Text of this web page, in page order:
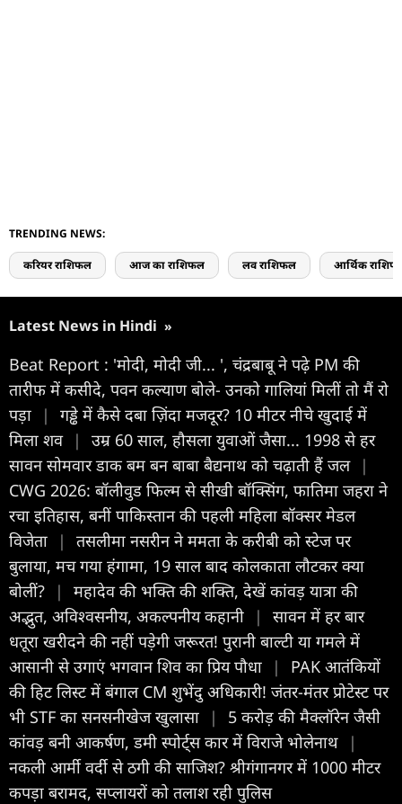
TRENDING NEWS:
करियर राशिफल आज का राशिफल लव राशिफल आर्थिक
Latest News in Hindi »
Beat Report : 'मोदी, मोदी जी... ', चंद्रबाबू ने पढ़े PM की
तारीफ में कसीदे, पवन कल्याण बोले- उनको गालियां मिलीं तो मैं रो
पड़ा
|
गड्ढे में कैसे दबा ज़िंदा मजदूर? 10 मीटर नीचे खुदाई में
मिला शव |
उम्र 60 साल, हौसला युवाओं जैसा... 1998 से हर
सावन सोमवार डाक बम बन बाबा बैद्यनाथ को चढ़ाती हैं जल |
CWG 2026: बॉलीवुड फिल्म से सीखी बॉक्सिंग, फातिमा जहरा ने
रचा इतिहास, बनीं पाकिस्तान की पहली महिला बॉक्सर मेडल
विजेता
|
तसलीमा नसरीन ने ममता के करीबी को स्टेज पर
बुलाया, मच गया हंगामा, 19 साल बाद कोलकाता लौटकर क्या
बोलीं?
|
महादेव की भक्ति की शक्ति, देखें कांवड़ यात्रा की
अद्भुत, अविश्वसनीय, अकल्पनीय कहानी
|
सावन में हर बार
धतूरा खरीदने की नहीं पड़ेगी जरूरत! पुरानी बाल्टी या गमले में
आसानी से उगाएं भगवान शिव का प्रिय पौधा
|
PAK आतंकियों
की हिट लिस्ट में बंगाल CM शुभेंदु अधिकारी! जंतर-मंतर प्रोटेस्ट पर
भी STF का सनसनीखेज खुलासा
|
5 करोड़ की मैक्लॉरेन जैसी
कांवड़ बनी आकर्षण, डमी स्पोर्ट्स कार में विराजे भोलेनाथ
|
नकली आर्मी वर्दी से ठगी की साजिश? श्रीगंगानगर में 1000 मीटर
कपड़ा बरामद, सप्लायरों को तलाश रही पुलिस